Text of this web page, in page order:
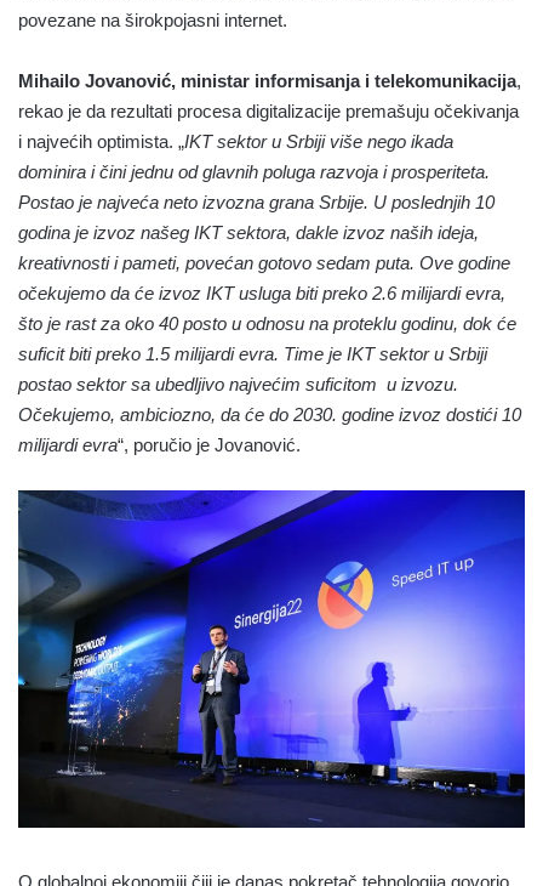
povezane na širokpojasni internet.
Mihailo Jovanović, ministar informisanja i telekomunikacija,
rekao je da rezultati procesa digitalizacije premašuju očekivanja
i najvećih optimista. „IKT sektor u Srbiji više nego ikada
dominira i čini jednu od glavnih poluga razvoja i prosperiteta.
Postao je najveća neto izvozna grana Srbije. U poslednjih 10
godina je izvoz našeg IKT sektora, dakle izvoz naših ideja,
kreativnosti i pameti, povećan gotovo sedam puta. Ove godine
očekujemo da će izvoz IKT usluga biti preko 2.6 milijardi evra,
što je rast za oko 40 posto u odnosu na proteklu godinu, dok će
suficit biti preko 1.5 milijardi evra. Time je IKT sektor u Srbiji
postao sektor sa ubedljivo najvećim suficitom u izvozu.
Očekujemo, ambiciozno, da će do 2030. godine izvoz dostići 10
milijardi evra“, poručio je Jovanović.